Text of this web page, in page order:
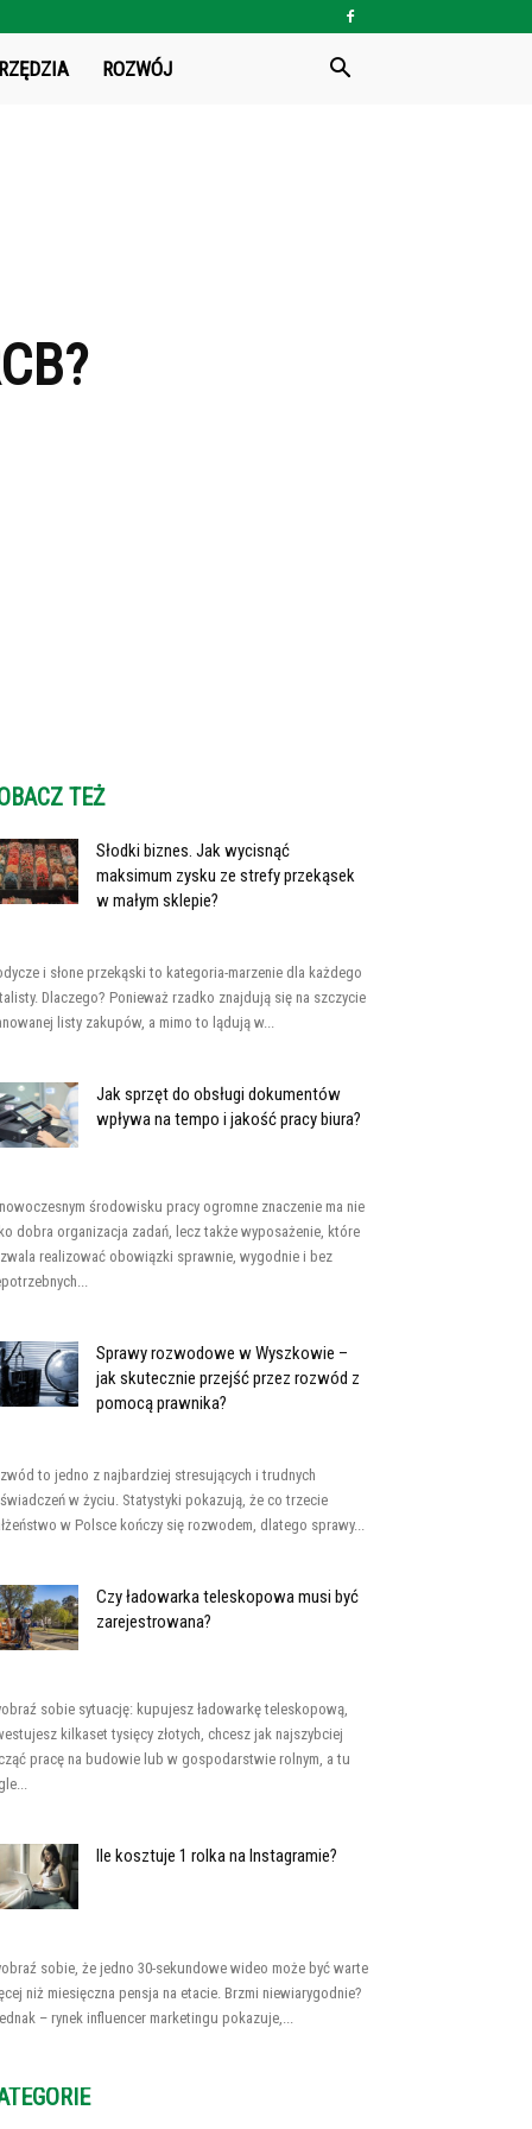
ROZWÓJ
TEŻ
Słodki biznes. Jak wycisnąć
maksimum zysku ze strefy przekąsek
w małym sklepie?
i słone przekąski to kategoria-marzenie dla każdego
Dlaczego? Ponieważ rzadko znajdują się na szczycie
listy zakupów, a mimo to lądują w...
Jak sprzęt do obsługi dokumentów
wpływa na tempo i jakość pracy biura?
środowisku pracy ogromne znaczenie ma nie
dobra organizacja zadań, lecz także wyposażenie, które
realizować obowiązki sprawnie, wygodnie i bez
Sprawy rozwodowe w Wyszkowie –
jak skutecznie przejść przez rozwód z
pomocą prawnika?
to jedno z najbardziej stresujących i trudnych
w życiu. Statystyki pokazują, że co trzecie
w Polsce kończy się rozwodem, dlatego sprawy...
Czy ładowarka teleskopowa musi być
zarejestrowana?
sobie sytuację: kupujesz ładowarkę teleskopową,
kilkaset tysięcy złotych, chcesz jak najszybciej
pracę na budowie lub w gospodarstwie rolnym, a tu
Ile kosztuje 1 rolka na Instagramie?
sobie, że jedno 30-sekundowe wideo może być warte
niż miesięczna pensja na etacie. Brzmi niewiarygodnie?
– rynek influencer marketingu pokazuje,...